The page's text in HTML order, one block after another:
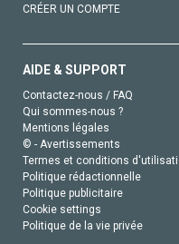
CRÉER UN COMPTE
AIDE & SUPPORT
Contactez-nous / FAQ
Qui sommes-nous ?
Mentions légales
© - Avertissements
Termes et conditions
Politique rédactionnelle
Politique publicitaire
Cookie settings
Politique de la vie privée